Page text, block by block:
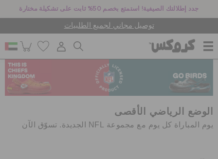
جدد إطلالتك الصيفية! استمتع بخصم 50% ثابت على تشكيلة مختارة
توصيل مجاني لجميع الطلبيات
للنساء
للرجال
الوضع الرياضي الأقصى
يوم المباراة كل يوم مع مجموعة NFL الجديدة. تسوّق الآن